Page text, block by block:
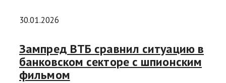
30.01.2026
Зампред ВТБ сравнил ситуацию в
банковском секторе с шпионским
фильмом